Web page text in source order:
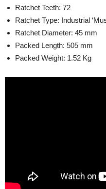
Ratchet Teeth: 72
Ratchet Type: Industrial
Ratchet Diameter: 45 mm
Packed Length: 505 mm
Packed Weight: 1.52 Kg